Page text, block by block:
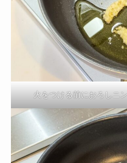
火をつける前におろしニ